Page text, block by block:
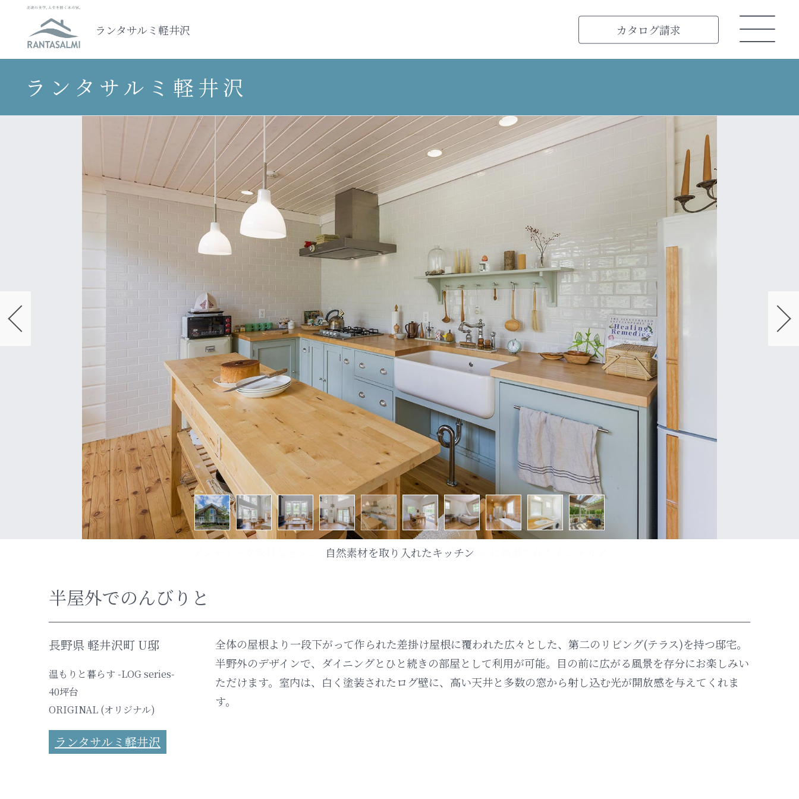
ランタサルミ軽井沢 カタログ請求
ランタサルミ軽井沢
自然素材を取り入れたキッチン
半屋外でのんびりと
長野県 軽井沢町 U邸
温もりと暮らす -LOG series-
40坪台
ORIGINAL (オリジナル)
ランタサルミ軽井沢
全体の屋根より一段下がって作られた差掛け屋根に覆われた広々とした、第二のリビング(テラス)を持つ邸宅。
半野外のデザインで、ダイニングとひと続きの部屋として利用が可能。目の前に広がる風景を存分にお楽しみい
ただけます。室内は、白く塗装されたログ壁に、高い天井と多数の窓から射し込む光が開放感を与えてくれま
す。